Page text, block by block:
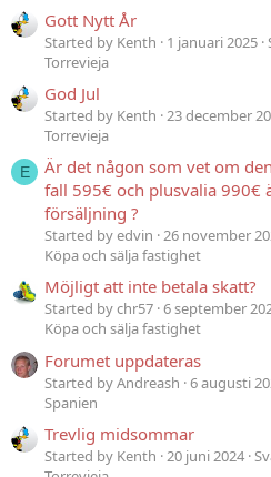
Gott Nytt År
Started by Kenth 1 januari 2025
Torrevieja
God Jul
Started by Kenth 23 december
Torrevieja
E
Är det någon som vet om
fall 595€ och plusvalia 990€
försäljning ?
Started by edvin 26 november
Köpa och sälja fastighet
Möjligt att inte betala skatt?
Started by chr57 6 september
Köpa och sälja fastighet
Forumet uppdateras
Started by Andreash 6 augusti
Spanien
Trevlig midsommar
Started by Kenth 20 juni 2024